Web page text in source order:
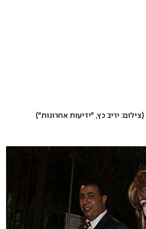
(צילום: יריב כץ, "ידיעות אחרונות")